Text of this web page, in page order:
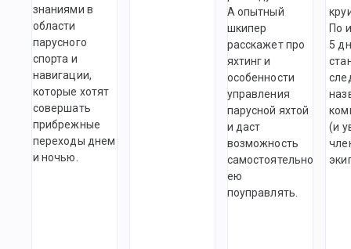
знаниями в
области
парусного
спорта и
навигации,
которые хотят
совершать
прибрежные
переходы днем
и ночью.
А опытный
шкипер
расскажет про
яхтинг и
особенности
управления
парусной яхтой
и даст
возможность
самостоятельно
ею
поуправлять.
По
5
(и